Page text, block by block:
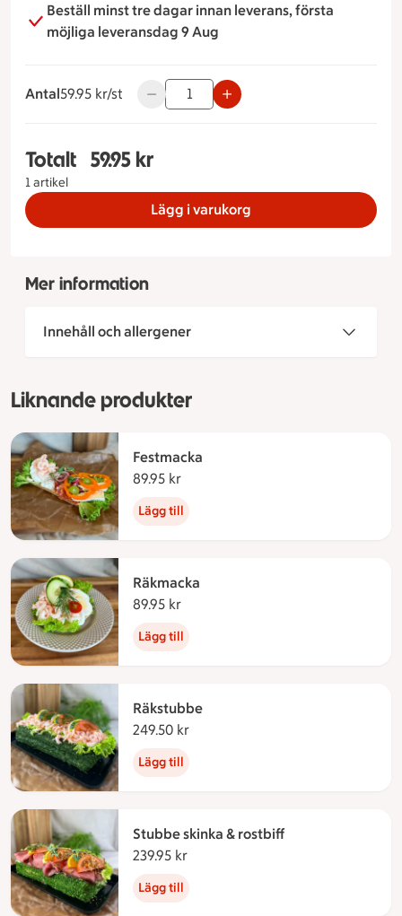
Beställ minst tre dagar innan leverans, första
möjliga leveransdag 9 Aug
Antal
59.95 kronor styck
59.95 kr/st Använd knapparna för att minska eller
Totalt
1 artikel
Totalt 1 stycken Köttbullemacka, 59.95 kronor
59.95 kr
Lägg i varukorg
Mer information
Innehåll och allergener
Liknande produkter
Festmacka
89.95 kr
Lägg till
Räkmacka
89.95 kr
Lägg till
Räkstubbe
249.50 kr
Lägg till
Stubbe skinka & rostbiff
239.95 kr
Lägg till